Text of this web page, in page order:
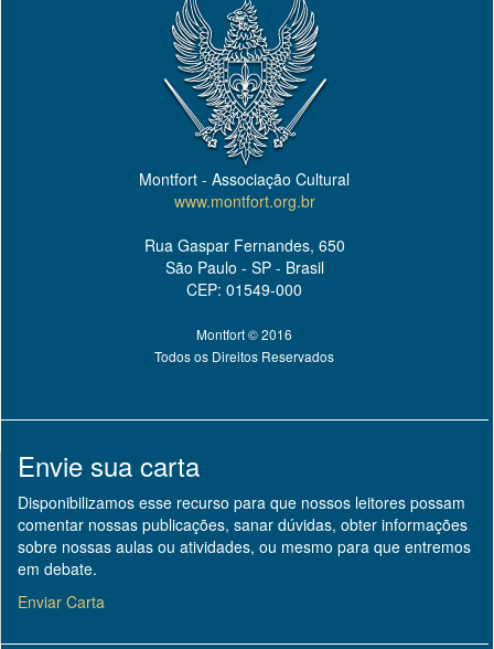
Montfort - Associação Cultural
www.montfort.org.br
Rua Gaspar Fernandes, 650
São Paulo - SP - Brasil
CEP: 01549-000
Montfort © 2016
Todos os Direitos Reservados
Envie sua carta
Disponibilizamos esse recurso para que nossos leitores possam
comentar nossas publicações, sanar dúvidas, obter informações
sobre nossas aulas ou atividades, ou mesmo para que entremos
em debate.
Enviar Carta